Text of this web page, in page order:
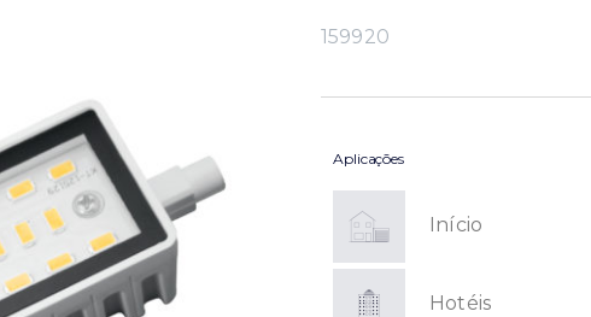
159920
Aplicações
Início
Hotéis